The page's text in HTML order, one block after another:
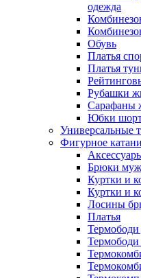
одежда
Обувь
Платья
Платья
Рубашки
Сарафаны
Юбки
Универсальные
Фигурное
Брюки
Куртки и
Куртки и
Лосины
Платья
Термободи
Термободи